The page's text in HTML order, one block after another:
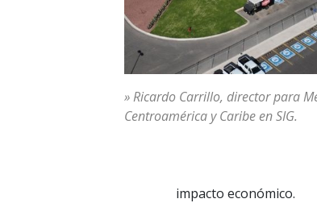
» Ricardo Carrillo, director para
Centroamérica y Caribe en SIG.
impacto económico.